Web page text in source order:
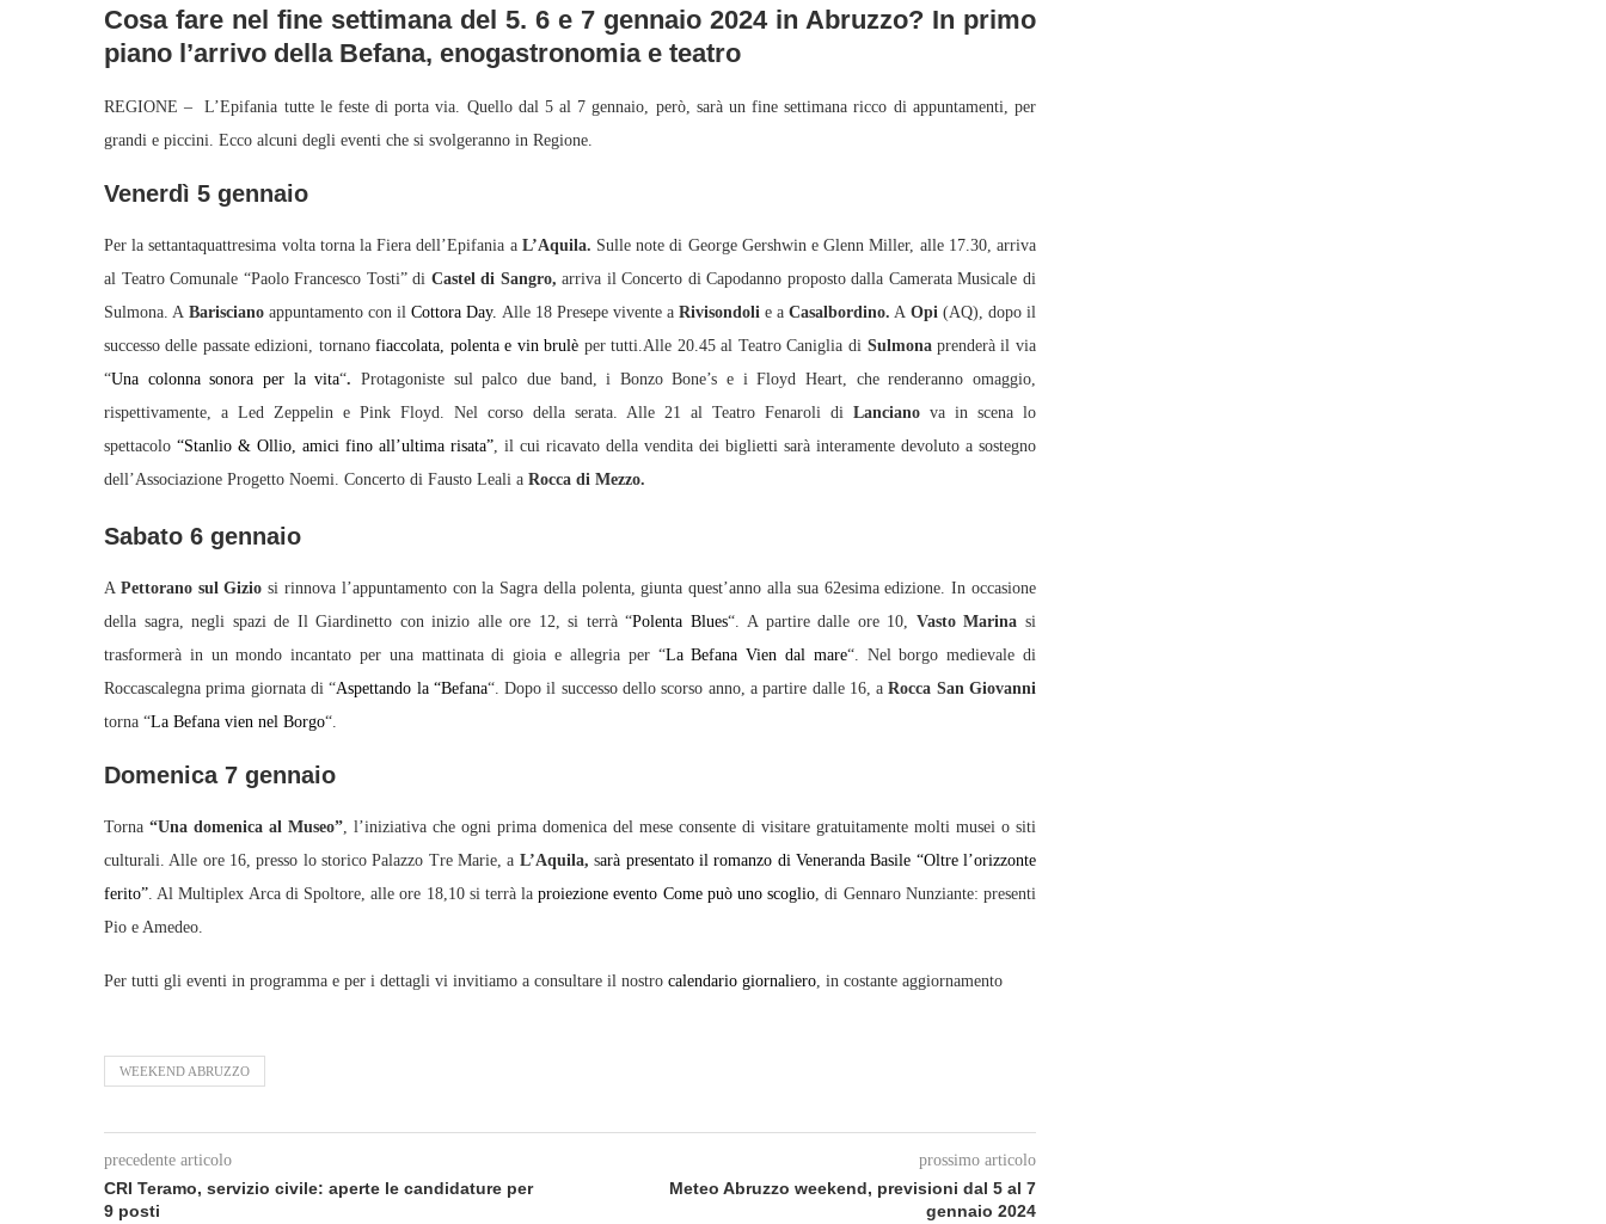
Cosa fare nel fine settimana del 5. 6 e 7 gennaio 2024 in Abruzzo? In primo
piano l’arrivo della Befana, enogastronomia e teatro
REGIONE – L’Epifania tutte le feste di porta via. Quello dal 5 al 7 gennaio, però, sarà un fine settimana ricco di appuntamenti, per
grandi e piccini. Ecco alcuni degli eventi che si svolgeranno in Regione.
Venerdì 5 gennaio
Per la settantaquattresima volta torna la Fiera dell’Epifania a L’Aquila. Sulle note di George Gershwin e Glenn Miller, alle 17.30, arriva
al Teatro Comunale “Paolo Francesco Tosti” di Castel di Sangro,arriva il Concerto di Capodanno proposto dalla Camerata Musicale di
Sulmona. A Barisciano appuntamento con il Cottora Day. Alle 18 Presepe vivente a Rivisondoli e a Casalbordino. A Opi (AQ), dopo il
successo delle passate edizioni, tornano fiaccolata, polenta e vin brulè per tutti.Alle 20.45 al Teatro Caniglia di Sulmonaprenderà il via
“Una colonna sonora per la vita“. Protagoniste sul palco due band, i Bonzo Bone’s e i Floyd Heart, che renderanno omaggio,
rispettivamente, a Led Zeppelin e Pink Floyd. Nel corso della serata. Alle 21 al Teatro Fenaroli di Lanciano va in scena lo
spettacolo “Stanlio & Ollio, amici fino all’ultima risata”, il cui ricavato della vendita dei biglietti sarà interamente devoluto a sostegno
dell’Associazione Progetto Noemi. Concerto di Fausto Leali a Rocca di Mezzo.
Sabato 6 gennaio
A Pettorano sul Gizio si rinnova l’appuntamento con la Sagra della polenta, giunta quest’anno alla sua 62esima edizione. In occasione
della sagra, negli spazi de Il Giardinetto con inizio alle ore 12, si terrà “Polenta Blues“. A partire dalle ore 10, Vasto Marina si
trasformerà in un mondo incantato per una mattinata di gioia e allegria per “La Befana Vien dal mare“. Nel borgo medievale di
Roccascalegna prima giornata di “Aspettando la “Befana“. Dopo il successo dello scorso anno, a partire dalle 16, aRocca San Giovanni
torna “La Befana vien nel Borgo“.
Domenica 7 gennaio
Torna “Una domenica al Museo”, l’iniziativa che ogni prima domenica del mese consente di visitare gratuitamente molti musei o siti
culturali. Alle ore 16, presso lo storico Palazzo Tre Marie, a L’Aquila, sarà presentato il romanzo di Veneranda Basile “Oltre l’orizzonte
ferito”. Al Multiplex Arca di Spoltore, alle ore 18,10 si terrà laproiezione evento Come può uno scoglio, di Gennaro Nunziante: presenti
Pio e Amedeo.
Per tutti gli eventi in programma e per i dettagli vi invitiamo a consultare il nostro calendario giornaliero, in costante aggiornamento
WEEKEND ABRUZZO
precedente articolo
CRI Teramo, servizio civile: aperte le candidature per
9 posti
prossimo articolo
Meteo Abruzzo weekend, previsioni dal 5 al 7
gennaio 2024